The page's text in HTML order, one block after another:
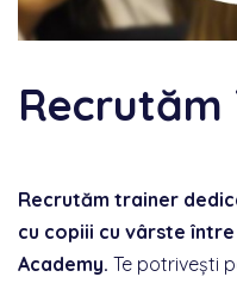
Recrutăm
Recrutăm trainer
cu copiii cu vârste între
Academy. Te potrivești